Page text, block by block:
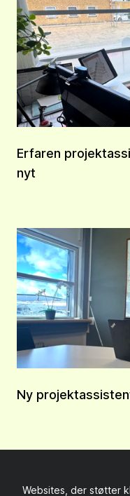
Erfaren
nyt
Ny
Websites, der støtter